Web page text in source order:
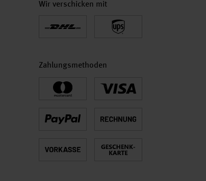
Wir verschicken mit
Zahlungsmethoden